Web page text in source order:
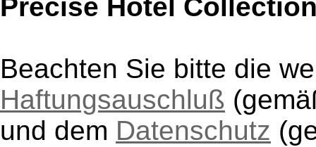
Precise Hotel
Beachten Sie bitte die
Haftungsauschluß
und dem Datenschutz